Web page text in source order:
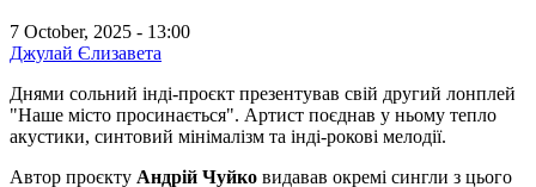
7 October, 2025 - 13:00
Джулай Єлизавета
Днями сольний інді-проєкт презентував свій другий лонплей
"Наше місто просинається". Артист поєднав у ньому тепло
акустики, синтовий мінімалізм та інді-рокові мелодії.
Автор проєкту Андрій Чуйко видавав окремі сингли з цього